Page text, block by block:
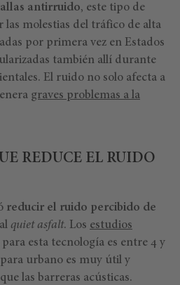
antirruido, este tipo de
las molestias del tráfico de alta
por primera vez en Estados
también allí durante
El ruido no solo afecta a
graves problemas a la
REDUCE EL RUIDO
reducir el ruido percibido de
quiet asfalt. Los estudios
esta tecnología es entre 4 y
urbano es muy útil y
las barreras acústicas.